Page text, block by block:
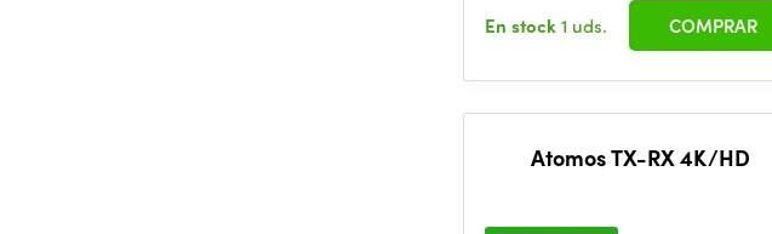
En stock1 uds. COMPRAR
Atomos TX-RX 4K/HD